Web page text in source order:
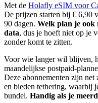
Met de Holafly eSIM voor
De prijzen starten bij € 6,90
90 dagen. Welk plan je
data, dus je hoeft niet op je
zonder komt te zitten.
Voor wie langer wil blijven,
maandelijkse postpaid-
Deze abonnementen zijn net
en bieden tethering, waarbij
bundel. Handig als je